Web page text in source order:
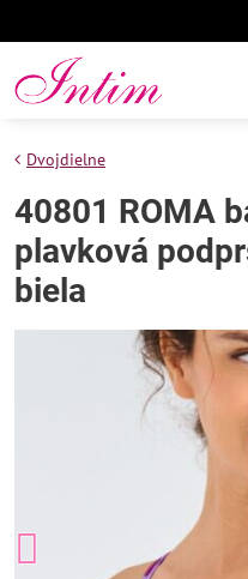
Dvojdielne
40801 ROMA
plavková
biela